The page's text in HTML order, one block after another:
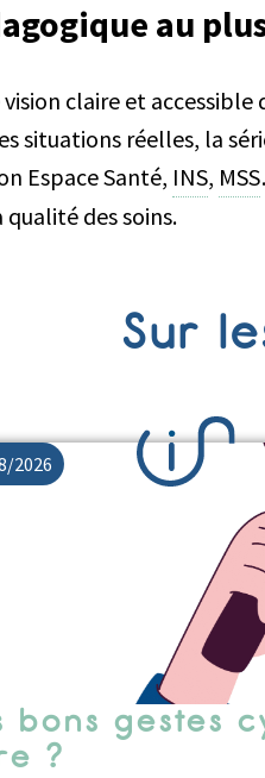
au
vision claire et
situations réelles, la
Espace Santé, INS, MSS
des soins.
Sur
2026
bons gestes
?